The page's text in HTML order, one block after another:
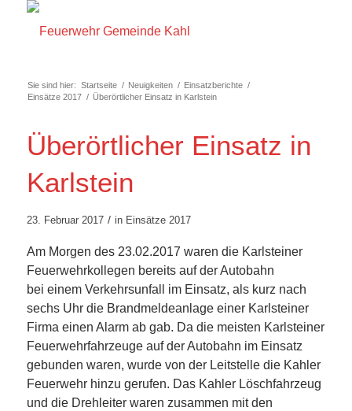
Sie sind hier: Startseite / Neuigkeiten / Einsatzberichte /
Einsätze 2017 / Überörtlicher Einsatz in Karlstein
Überörtlicher Einsatz in
Karlstein
23. Februar 2017 / in Einsätze 2017
Am Morgen des 23.02.2017 waren die Karlsteiner
Feuerwehrkollegen bereits auf der Autobahn
bei einem Verkehrsunfall im Einsatz, als kurz nach
sechs Uhr die Brandmeldeanlage einer Karlsteiner
Firma einen Alarm ab gab. Da die meisten Karlsteiner
Feuerwehrfahrzeuge auf der Autobahn im Einsatz
gebunden waren, wurde von der Leitstelle die Kahler
Feuerwehr hinzu gerufen. Das Kahler Löschfahrzeug
und die Drehleiter waren zusammen mit den